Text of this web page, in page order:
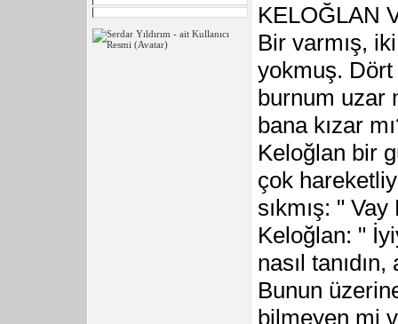
KELOĞLAN
Bir varmış,
yokmuş.
burnum uzar
bana kızar
Keloğlan bir
çok
sıkmış: "
Keloğlan: "
nasıl
Bunun
bilmeyen mi